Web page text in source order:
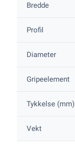
Bredde
Profil
Diameter
Gripeelement
Tykkelse (mm)
Vekt